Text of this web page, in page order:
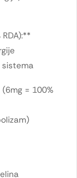
sistema
= 100%